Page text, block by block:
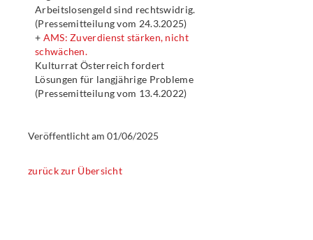
Arbeitslosengeld sind rechtswidrig.
(Pressemitteilung vom 24.3.2025)
+ AMS: Zuverdienst stärken, nicht
schwächen.
Kulturrat Österreich fordert
Lösungen für langjährige Probleme
(Pressemitteilung vom 13.4.2022)
Veröffentlicht am 01/06/2025
zurück zur Übersicht